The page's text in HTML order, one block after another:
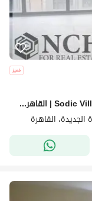
**للإيجار | شقة مميزة في Sodic Villette – Sky Condos | القاهرة الجديدة** استمتع بأسلوب حياة راقٍ داخل **Sky Condos – Sodic Villette**
الجديدة، القاهرة